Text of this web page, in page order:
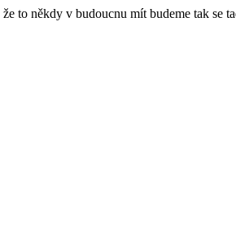
to někdy v budoucnu mít budeme tak se